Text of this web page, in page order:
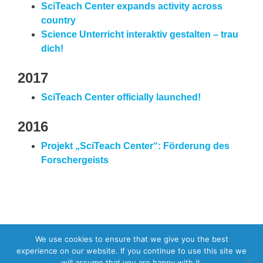
SciTeach Center expands activity across
country
Science Unterricht interaktiv gestalten – trau
dich!
2017
SciTeach Center officially launched!
2016
Projekt „SciTeach Center“: Förderung des
Forschergeists
We use cookies to ensure that we give you the best
experience on our website. If you continue to use this site we